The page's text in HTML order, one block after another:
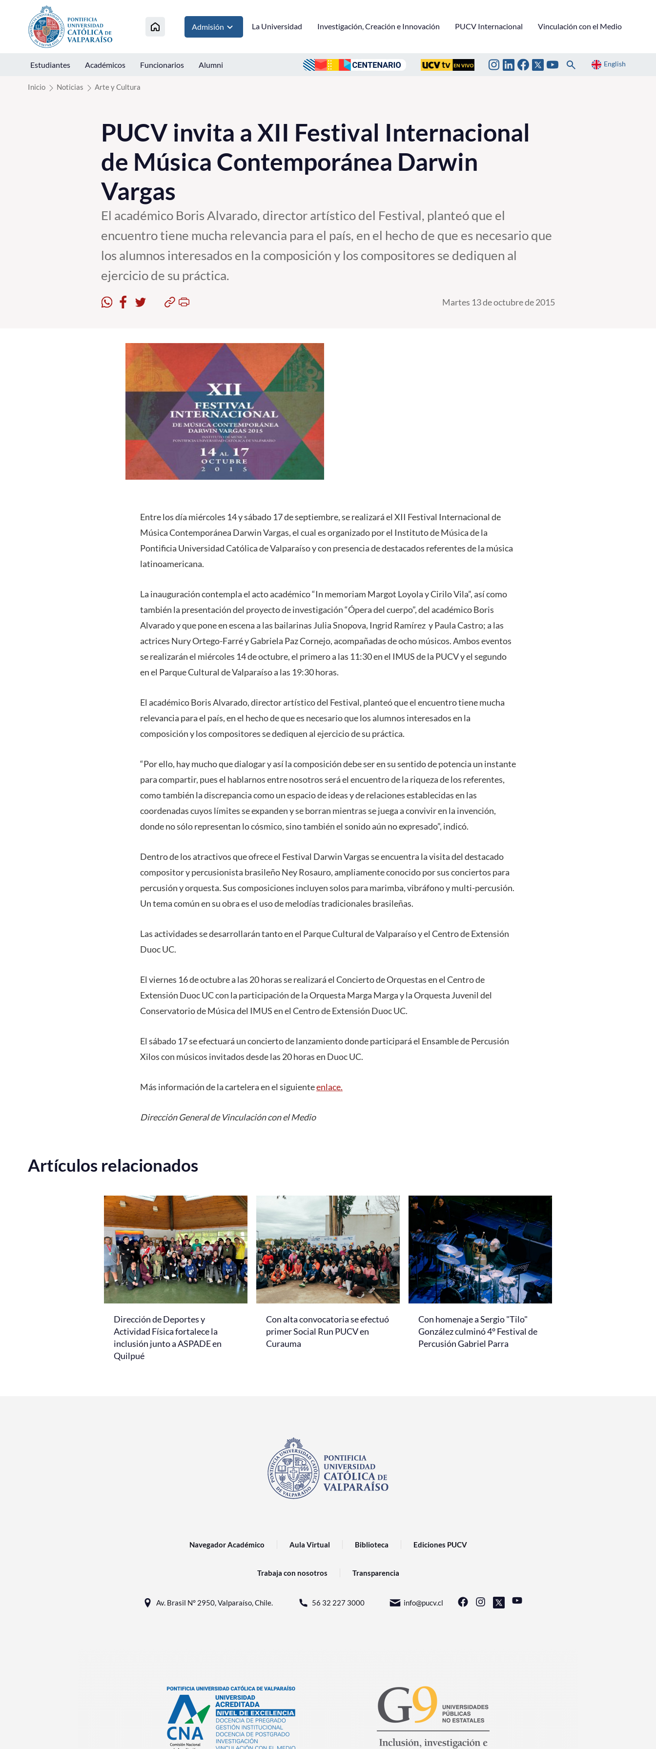
Click acá para ir directamente al contenido
Admisión La Universidad Investigación, Creación e Innovación PUCV Internacional Vinculación con el Medio
Estudiantes Académicos Funcionarios Alumni English
Inicio Noticias Arte y Cultura
PUCV invita a XII Festival Internacional
de Música Contemporánea Darwin
Vargas
El académico Boris Alvarado, director artístico del Festival, planteó que el
encuentro tiene mucha relevancia para el país, en el hecho de que es necesario que
los alumnos interesados en la composición y los compositores se dediquen al
ejercicio de su práctica.
Martes 13 de octubre de 2015
Entre los día miércoles 14 y sábado 17 de septiembre, se realizará el XII Festival Internacional de
Música Contemporánea Darwin Vargas, el cual es organizado por el Instituto de Música de la
Pontificia Universidad Católica de Valparaíso y con presencia de destacados referentes de la música
latinoamericana.
La inauguración contempla el acto académico “In memoriam Margot Loyola y Cirilo Vila”, así como
también la presentación del proyecto de investigación “Ópera del cuerpo”, del académico Boris
Alvarado y que pone en escena a las bailarinas Julia Snopova, Ingrid Ramírez y Paula Castro; a las
actrices Nury Ortego-Farré y Gabriela Paz Cornejo, acompañadas de ocho músicos. Ambos eventos
se realizarán el miércoles 14 de octubre, el primero a las 11:30 en el IMUS de la PUCV y el segundo
en el Parque Cultural de Valparaíso a las 19:30 horas.
El académico Boris Alvarado, director artístico del Festival, planteó que el encuentro tiene mucha
relevancia para el país, en el hecho de que es necesario que los alumnos interesados en la
composición y los compositores se dediquen al ejercicio de su práctica.
“Por ello, hay mucho que dialogar y así la composición debe ser en su sentido de potencia un instante
para compartir, pues el hablarnos entre nosotros será el encuentro de la riqueza de los referentes,
como también la discrepancia como un espacio de ideas y de relaciones establecidas en las
coordenadas cuyos límites se expanden y se borran mientras se juega a convivir en la invención,
donde no sólo representan lo cósmico, sino también el sonido aún no expresado”, indicó.
Dentro de los atractivos que ofrece el Festival Darwin Vargas se encuentra la visita del destacado
compositor y percusionista brasileño Ney Rosauro, ampliamente conocido por sus conciertos para
percusión y orquesta. Sus composiciones incluyen solos para marimba, vibráfono y multi-percusión.
Un tema común en su obra es el uso de melodías tradicionales brasileñas.
Las actividades se desarrollarán tanto en el Parque Cultural de Valparaíso y el Centro de Extensión
Duoc UC.
El viernes 16 de octubre a las 20 horas se realizará el Concierto de Orquestas en el Centro de
Extensión Duoc UC con la participación de la Orquesta Marga Marga y la Orquesta Juvenil del
Conservatorio de Música del IMUS en el Centro de Extensión Duoc UC.
El sábado 17 se efectuará un concierto de lanzamiento donde participará el Ensamble de Percusión
Xilos con músicos invitados desde las 20 horas en Duoc UC.
Más información de la cartelera en el siguienteenlace.
Dirección General de Vinculación con el Medio
Artículos relacionados
Dirección de Deportes y
Actividad Física fortalece la
inclusión junto a ASPADE en
Quilpué
Con alta convocatoria se efectuó
primer Social Run PUCV en
Curauma
Con homenaje a Sergio "Tilo"
González culminó 4° Festival de
Percusión Gabriel Parra
Navegador Académico Aula Virtual Biblioteca Ediciones PUCV
Trabaja con nosotros Transparencia
Av. Brasil N° 2950, Valparaíso, Chile. 56 32 227 3000 info@pucv.cl